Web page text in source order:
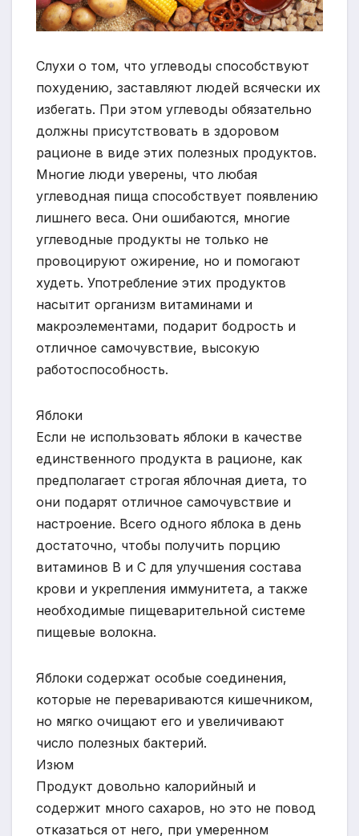
Слухи о том, что углеводы способствуют
похудению, заставляют людей всячески их
избегать. При этом углеводы обязательно
должны присутствовать в здоровом
рационе в виде этих полезных продуктов.
Многие люди уверены, что любая
углеводная пища способствует появлению
лишнего веса. Они ошибаются, многие
углеводные продукты не только не
провоцируют ожирение, но и помогают
худеть. Употребление этих продуктов
насытит организм витаминами и
макроэлементами, подарит бодрость и
отличное самочувствие, высокую
работоспособность.
Яблоки
Если не использовать яблоки в качестве
единственного продукта в рационе, как
предполагает строгая яблочная диета, то
они подарят отличное самочувствие и
настроение. Всего одного яблока в день
достаточно, чтобы получить порцию
витаминов В и С для улучшения состава
крови и укрепления иммунитета, а также
необходимые пищеварительной системе
пищевые волокна.
Яблоки содержат особые соединения,
которые не перевариваются кишечником,
но мягко очищают его и увеличивают
число полезных бактерий.
Изюм
Продукт довольно калорийный и
содержит много сахаров, но это не повод
отказаться от него, при умеренном